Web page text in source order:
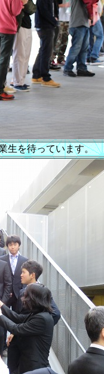
生を待っています。